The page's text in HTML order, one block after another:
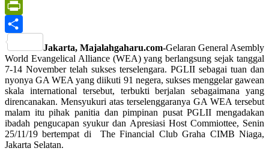
Print
PrintFriendly
Jakarta, Majalahgaharu.com-Gelaran General Asembly
World Evangelical Alliance (WEA) yang berlangsung sejak tanggal
7-14 November telah sukses terselengara. PGLII sebagai tuan dan
nyonya GA WEA yang diikuti 91 negera, sukses menggelar gawean
skala international tersebut, terbukti berjalan sebagaimana yang
direncanakan. Mensyukuri atas terselenggaranya GA WEA tersebut
malam itu pihak panitia dan pimpinan pusat PGLII mengadakan
ibadah pengucapan syukur dan Apresiasi Host Commiottee, Senin
25/11/19 bertempat di The Financial Club Graha CIMB Niaga,
Jakarta Selatan.